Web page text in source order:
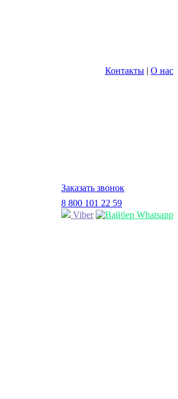
Контакты | О нас
Заказать звонок
8 800 101 22 59
Viber
Whatsapp